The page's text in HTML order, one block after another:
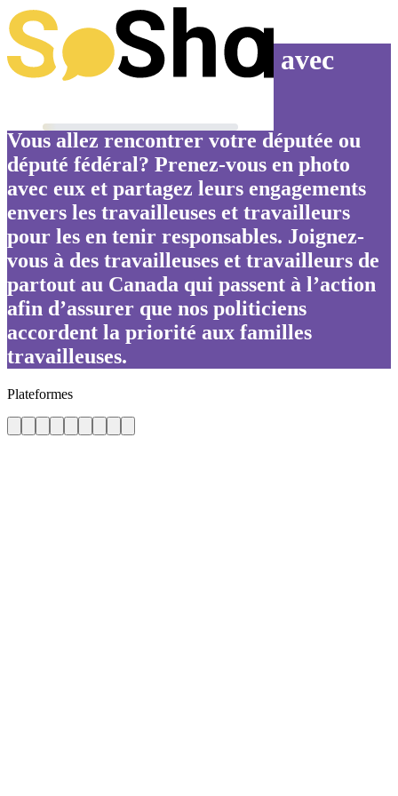
Prenez un égoportrait avec
Vous allez rencontrer votre députée ou
député fédéral? Prenez-vous en photo
avec eux et partagez leurs engagements
envers les travailleuses et travailleurs
pour les en tenir responsables. Joignez-
vous à des travailleuses et travailleurs de
partout au Canada qui passent à l’action
afin d’assurer que nos politiciens
accordent la priorité aux familles
travailleuses.
Plateformes